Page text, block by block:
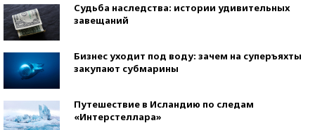
Судьба наследства: истории удивительных
завещаний
Бизнес уходит под воду: зачем на суперъяхты
закупают субмарины
Путешествие в Исландию по следам
«Интерстеллара»